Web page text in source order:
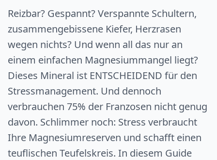
Reizbar? Gespannt? Verspannte Schultern,
zusammengebissene Kiefer, Herzrasen
wegen nichts? Und wenn all das nur an
einem einfachen Magnesiummangel liegt?
Dieses Mineral ist ENTSCHEIDEND für den
Stressmanagement. Und dennoch
verbrauchen 75% der Franzosen nicht genug
davon. Schlimmer noch: Stress verbraucht
Ihre Magnesiumreserven und schafft einen
teuflischen Teufelskreis. In diesem Guide